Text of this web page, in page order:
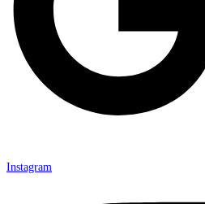
Instagram